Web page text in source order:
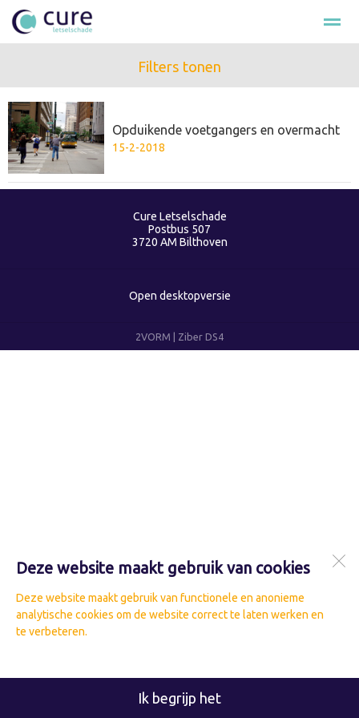
Loonschade Smartengeld
Bellen E-mail Nieuws Zoeken
Deze website maakt gebruik van cookies
Deze website maakt gebruik van functionele en anonieme
analytische cookies om de website correct te laten werken en
te verbeteren.
Ik begrijp het
Filters tonen
Opduikende voetgangers en overmacht
15-2-2018
Cure Letselschade
Postbus 507
3720 AM Bilthoven
Open desktopversie
2VORM | Ziber DS4